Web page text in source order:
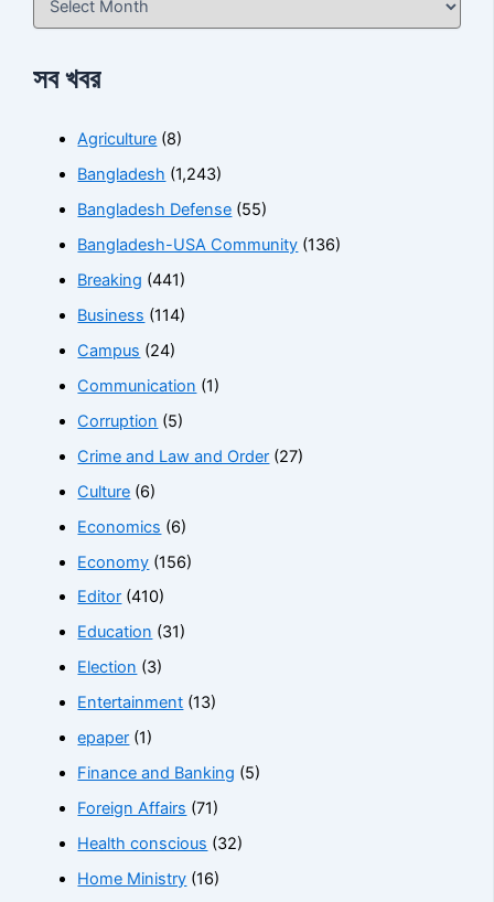
সব খবর
Agriculture (8)
Bangladesh (1,243)
Bangladesh Defense (55)
Bangladesh-USA Community (136)
Breaking (441)
Business (114)
Campus (24)
Communication (1)
Corruption (5)
Crime and Law and Order (27)
Culture (6)
Economics (6)
Economy (156)
Editor (410)
Education (31)
Election (3)
Entertainment (13)
epaper (1)
Finance and Banking (5)
Foreign Affairs (71)
Health conscious (32)
Home Ministry (16)